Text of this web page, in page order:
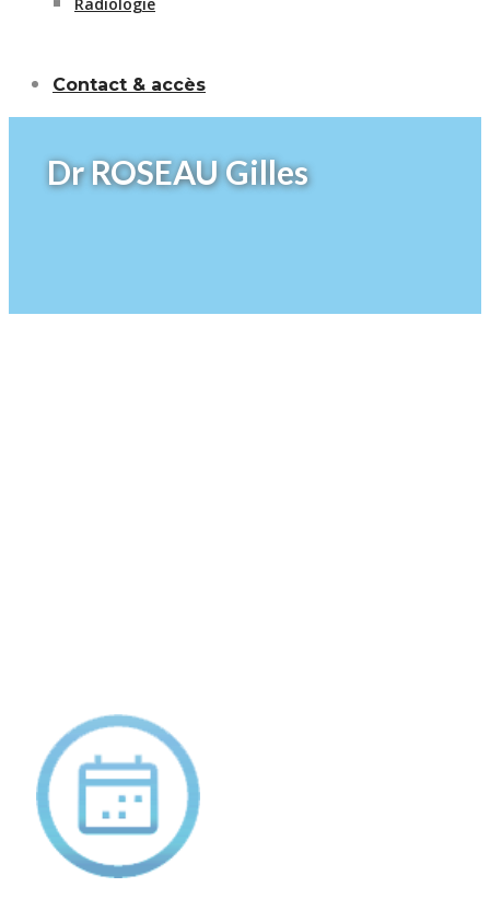
Radiologie
Contact & accès
Dr ROSEAU Gilles